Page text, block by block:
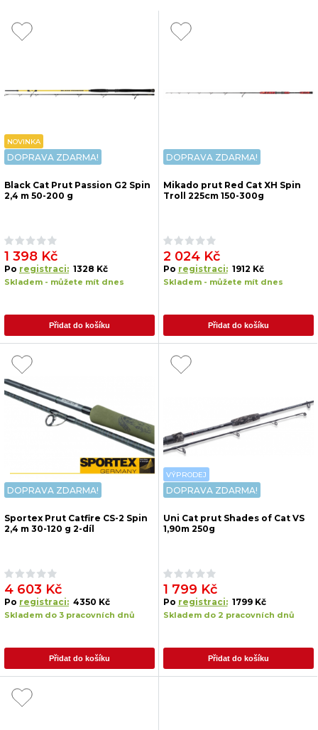
NOVINKA
DOPRAVA ZDARMA!
Black Cat Prut Passion G2 Spin
2,4 m 50-200 g
1 398 Kč
Po registraci: 1328 Kč
Skladem - můžete mít dnes
Přidat do košíku
DOPRAVA ZDARMA!
Mikado prut Red Cat XH Spin
Troll 225cm 150-300g
2 024 Kč
Po registraci: 1912 Kč
Skladem - můžete mít dnes
Přidat do košíku
DOPRAVA ZDARMA!
Sportex Prut Catfire CS-2 Spin
2,4 m 30-120 g 2-díl
4 603 Kč
Po registraci: 4350 Kč
Skladem do 3 pracovních dnů
Přidat do košíku
VÝPRODEJ
DOPRAVA ZDARMA!
Uni Cat prut Shades of Cat VS
1,90m 250g
1 799 Kč
Po registraci: 1799 Kč
Skladem do 2 pracovních dnů
Přidat do košíku